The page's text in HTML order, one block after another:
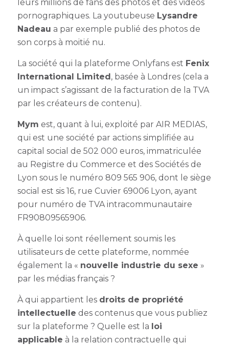
leurs millions de fans des photos et des vidéos
pornographiques. La youtubeuse Lysandre
Nadeau a par exemple publié des photos de
son corps à moitié nu.
La société qui la plateforme Onlyfans est Fenix
International Limited, basée à Londres (cela a
un impact s’agissant de la facturation de la TVA
par les créateurs de contenu).
Mym est, quant à lui, exploité par AIR MEDIAS,
qui est une société par actions simplifiée au
capital social de 502 000 euros, immatriculée
au Registre du Commerce et des Sociétés de
Lyon sous le numéro 809 565 906, dont le siège
social est sis 16, rue Cuvier 69006 Lyon, ayant
pour numéro de TVA intracommunautaire
FR90809565906.
À quelle loi sont réellement soumis les
utilisateurs de cette plateforme, nommée
également la « nouvelle industrie du sexe »
par les médias français ?
À qui appartient les droits de propriété
intellectuelle des contenus que vous publiez
sur la plateforme ? Quelle est la loi
applicable à la relation contractuelle qui